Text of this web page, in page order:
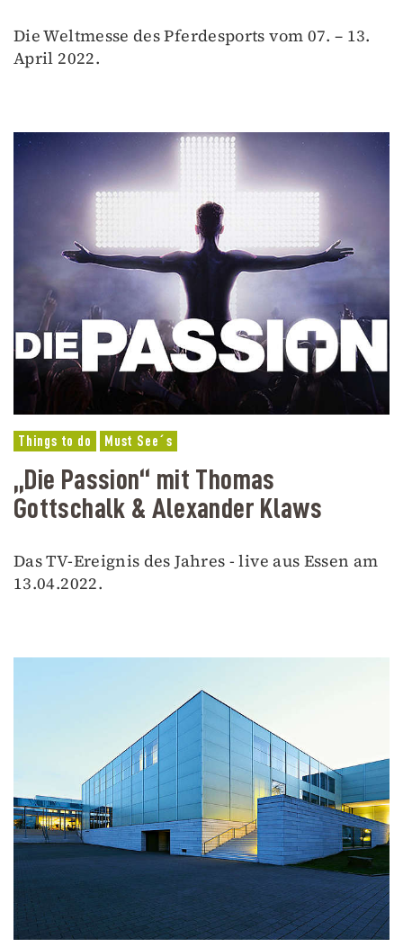
Die Weltmesse des Pferdesports vom 07. – 13.
April 2022.
Things to do Must See´s
„Die Passion“ mit Thomas
Gottschalk & Alexander Klaws
Das TV-Ereignis des Jahres - live aus Essen am
13.04.2022.